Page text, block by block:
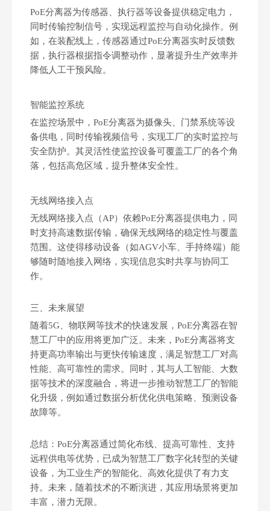
PoE分离器为传感器、执行器等设备提供稳定电力，
同时传输控制信号，实现远程监控与自动化操作。例
如，在装配线上，传感器通过PoE分离器实时反馈数
据，执行器根据指令调整动作，显著提升生产效率并
降低人工干预风险。
智能监控系统‌
在监控场景中，PoE分离器为摄像头、门禁系统等设
备供电，同时传输视频信号，实现工厂的实时监控与
安全防护。其灵活性使监控设备可覆盖工厂的各个角
落，包括高危区域，提升整体安全性。
无线网络接入点‌
无线网络接入点（AP）依赖PoE分离器提供电力，同
时支持高速数据传输，确保无线网络的稳定性与覆盖
范围。这使得移动设备（如AGV小车、手持终端）能
够随时随地接入网络，实现信息实时共享与协同工
作。
三、未来展望‌
随着5G、物联网等技术的快速发展，PoE分离器在智
慧工厂中的应用将更加广泛。未来，PoE分离器将支
持更高功率输出与更快传输速度，满足智慧工厂对高
性能、高可靠性的需求。同时，其与人工智能、大数
据等技术的深度融合，将进一步推动智慧工厂的智能
化升级，例如通过数据分析优化供电策略、预测设备
故障等。
总结‌：PoE分离器通过简化布线、提高可靠性、支持
远程供电等优势，已成为智慧工厂数字化转型的关键
设备，为工业生产的智能化、高效化提供了有力支
持。未来，随着技术的不断演进，其应用场景将更加
丰富，潜力无限。
为什么PoE技术正在改变传统供电方式？
为什么PoE技术正在改变传统供电方式？PoE技术正在改变传